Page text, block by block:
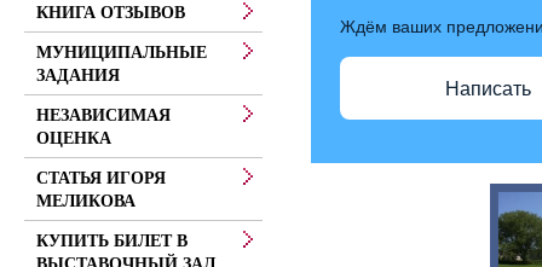
Ждём ваших
Написать
КНИГА ОТЗЫВОВ
МУНИЦИПАЛЬНЫЕ
ЗАДАНИЯ
НЕЗАВИСИМАЯ
ОЦЕНКА
СТАТЬЯ ИГОРЯ
МЕЛИКОВА
КУПИТЬ БИЛЕТ В